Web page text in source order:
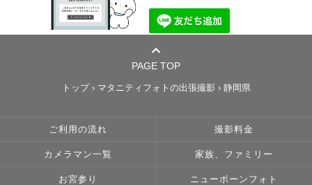
PAGE TOP
トップ› マタニティフォトの出張撮影 › 静岡県
ご利用の流れ 撮影料金
カメラマン一覧 家族、ファミリー
お宮参り ニューボーンフォト